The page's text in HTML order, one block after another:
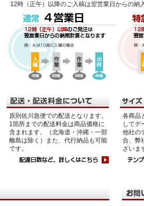
12時（正午）以降のご入稿は翌営業日からの納
原則佐川急便での配送となります。
1箇所までの配送料金は商品価格に
含まれます。（北海道・沖縄・一部
離島は除く）また、代行納品も可能
です。
各商品
してデ
他社の
合、弊
ざいま